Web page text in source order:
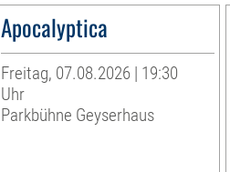
Apocalyptica
Freitag, 07.08.2026 | 19:30
Uhr
Parkbühne Geyserhaus